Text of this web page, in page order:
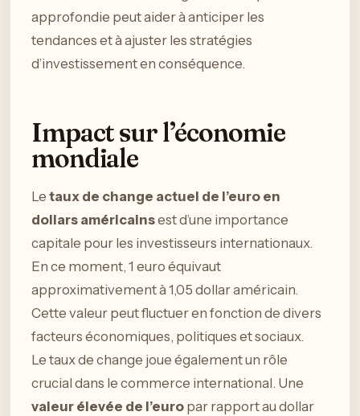
approfondie peut aider à anticiper les
tendances et à ajuster les stratégies
d’investissement en conséquence.
Impact sur l’économie
mondiale
Le taux de change actuel de l’euro en
dollars américainsest d’une importance
capitale pour les investisseurs internationaux.
En ce moment, 1 euro équivaut
approximativement à 1,05 dollar américain.
Cette valeur peut fluctuer en fonction de divers
facteurs économiques, politiques et sociaux.
Le taux de change joue également un rôle
crucial dans le commerce international. Une
valeur élevée de l’euro par rapport au dollar